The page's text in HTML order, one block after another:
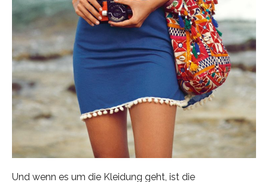
Und wenn es um die Kleidung geht, ist die